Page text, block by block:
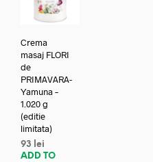
Crema
masaj FLORI
de
PRIMAVARA-
Yamuna –
1.020 g
(editie
limitata)
93
lei
ADD TO